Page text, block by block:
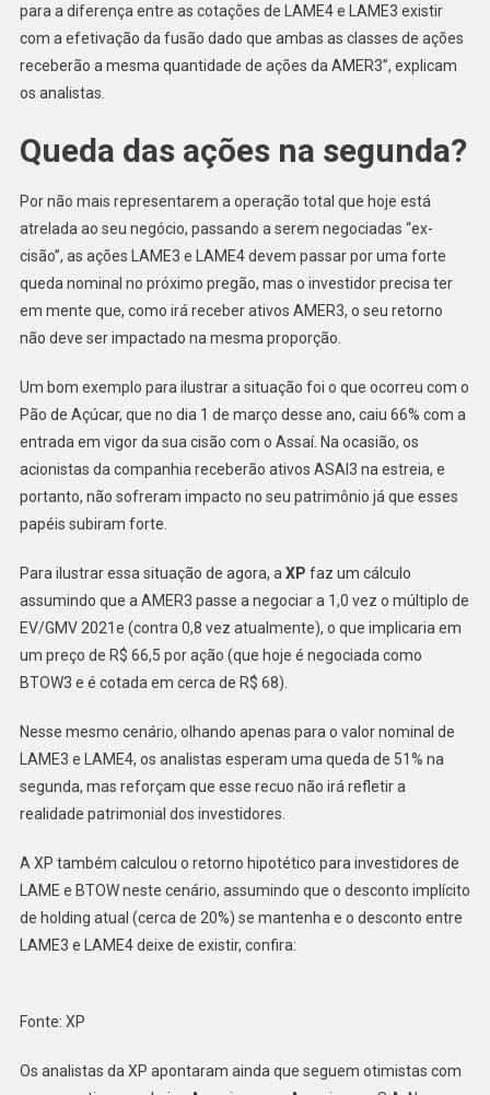
para a diferença entre as cotações de LAME4 e LAME3 existir
com a efetivação da fusão dado que ambas as classes de ações
receberão a mesma quantidade de ações da AMER3”, explicam
os analistas.
Queda das ações na segunda?
Por não mais representarem a operação total que hoje está
atrelada ao seu negócio, passando a serem negociadas “ex-
cisão”, as ações LAME3 e LAME4 devem passar por uma forte
queda nominal no próximo pregão, mas o investidor precisa ter
em mente que, como irá receber ativos AMER3, o seu retorno
não deve ser impactado na mesma proporção.
Um bom exemplo para ilustrar a situação foi o que ocorreu com o
Pão de Açúcar, que no dia 1 de março desse ano, caiu 66% com a
entrada em vigor da sua cisão com o Assaí. Na ocasião, os
acionistas da companhia receberão ativos ASAI3 na estreia, e
portanto, não sofreram impacto no seu patrimônio já que esses
papéis subiram forte.
Para ilustrar essa situação de agora, a XP faz um cálculo
assumindo que a AMER3 passe a negociar a 1,0 vez o múltiplo de
EV/GMV 2021e (contra 0,8 vez atualmente), o que implicaria em
um preço de R$ 66,5 por ação (que hoje é negociada como
BTOW3 e é cotada em cerca de R$ 68).
Nesse mesmo cenário, olhando apenas para o valor nominal de
LAME3 e LAME4, os analistas esperam uma queda de 51% na
segunda, mas reforçam que esse recuo não irá refletir a
realidade patrimonial dos investidores.
A XP também calculou o retorno hipotético para investidores de
LAME e BTOW neste cenário, assumindo que o desconto implícito
de holding atual (cerca de 20%) se mantenha e o desconto entre
LAME3 e LAME4 deixe de existir, confira:
Fonte: XP
Os analistas da XP apontaram ainda que seguem otimistas com